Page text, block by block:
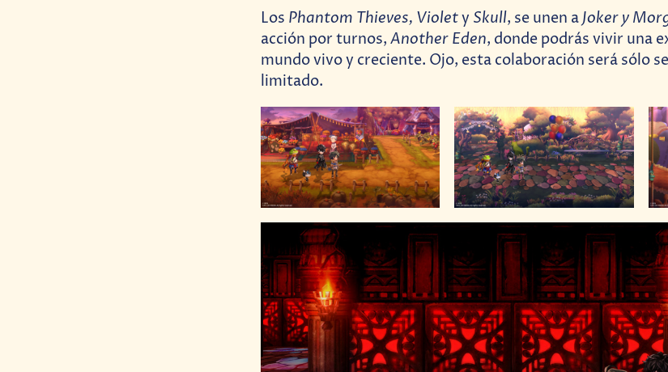
Los Phantom Thieves, Violety Skull, se unen aJoker y
acción por turnos, Another Eden, donde podrás vivir una
mundo vivo y creciente. Ojo, esta colaboración será sólo
limitado.